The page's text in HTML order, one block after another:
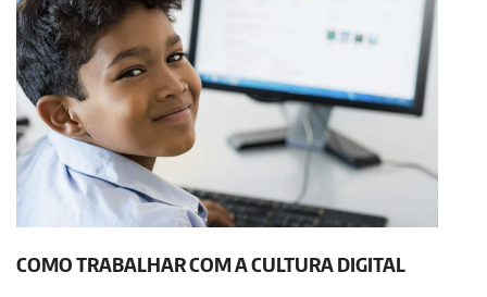
COMO TRABALHAR COM A CULTURA DIGITAL